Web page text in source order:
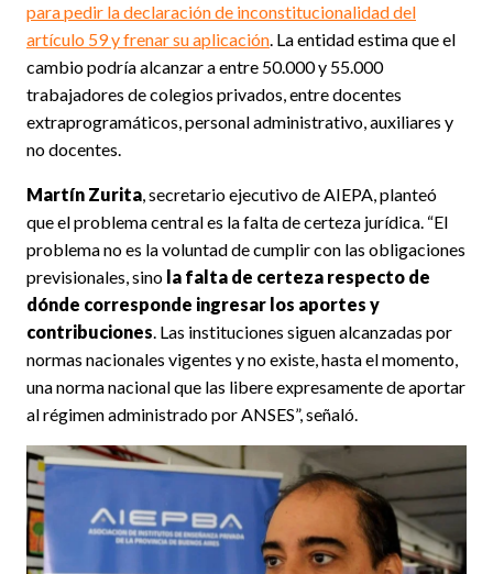
para pedir la declaración de inconstitucionalidad del
artículo 59 y frenar su aplicación. La entidad estima que el
cambio podría alcanzar a entre 50.000 y 55.000
trabajadores de colegios privados, entre docentes
extraprogramáticos, personal administrativo, auxiliares y
no docentes.
Martín Zurita, secretario ejecutivo de AIEPA, planteó
que el problema central es la falta de certeza jurídica. “El
problema no es la voluntad de cumplir con las obligaciones
previsionales, sino la falta de certeza respecto de
dónde corresponde ingresar los aportes y
contribuciones. Las instituciones siguen alcanzadas por
normas nacionales vigentes y no existe, hasta el momento,
una norma nacional que las libere expresamente de aportar
al régimen administrado por ANSES”, señaló.